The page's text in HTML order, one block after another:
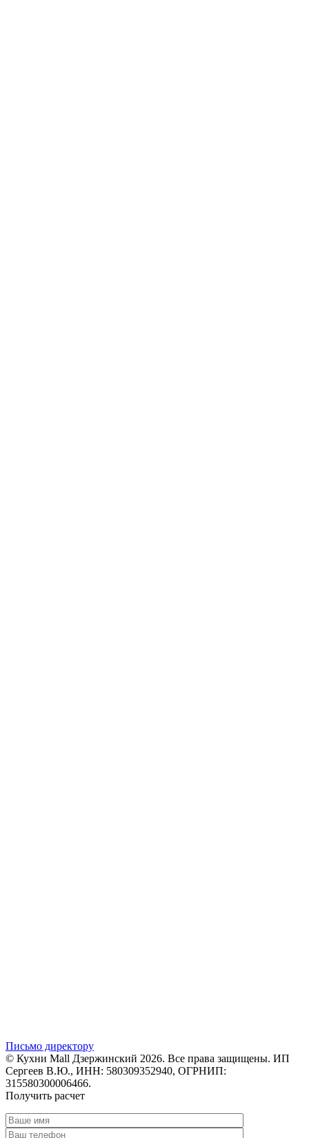
Письмо директору
© Кухни Mall Дзержинский 2026. Все права защищены. ИП
Сергеев В.Ю., ИНН: 580309352940, ОГРНИП:
315580300006466.
Получить расчет